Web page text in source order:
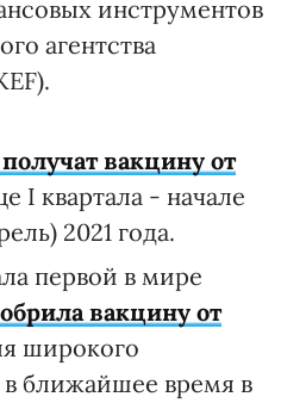
инструментов
агентства
вакцину от
I квартала - начале
2021 года.
первой в мире
вакцину от
широкого
ближайшее время в